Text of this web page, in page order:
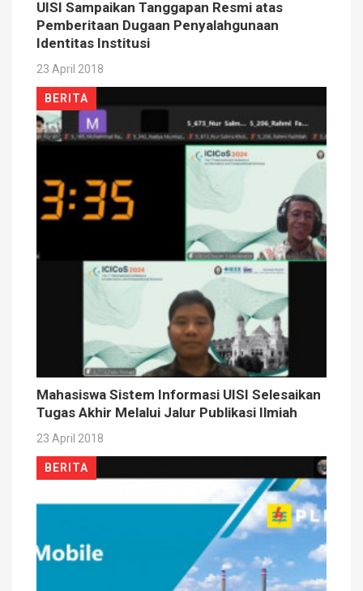
UISI Sampaikan Tanggapan Resmi atas
Pemberitaan Dugaan Penyalahgunaan
Identitas Institusi
23 April 2018
BERITA
Mahasiswa Sistem Informasi UISI Selesaikan
Tugas Akhir Melalui Jalur Publikasi Ilmiah
23 April 2018
BERITA